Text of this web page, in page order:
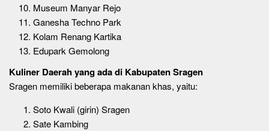
Museum Manyar Rejo
Ganesha Techno Park
Kolam Renang Kartika
Edupark Gemolong
Kuliner Daerahyang ada di Kabupaten Sragen
Sragen memiliki beberapa makanan khas, yaitu:
Soto Kwali (girin) Sragen
Sate Kambing